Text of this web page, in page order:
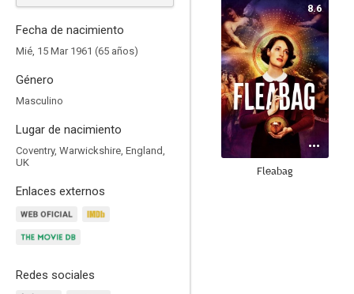
Fecha de nacimiento
Mié, 15 Mar 1961 (65 años)
Género
Masculino
Lugar de nacimiento
Coventry, Warwickshire, England,
UK
Enlaces externos
Redes sociales
8.6
Fleabag